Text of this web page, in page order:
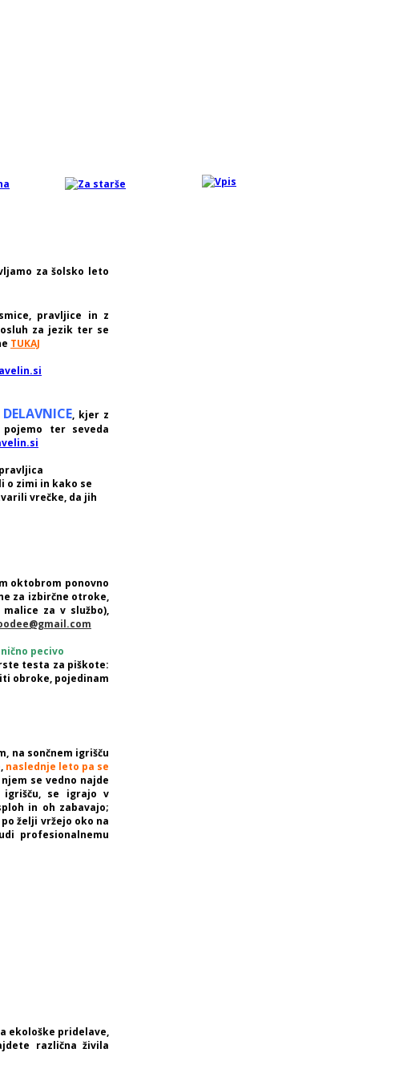
za šolsko leto
pravljice in z
za jezik ter se
TUKAJ
, kjer z
ter seveda
o zimi in kako se
vrečke, da jih
oktobrom ponovno
za izbirčne otroke,
za v službo),
pecivo
testa za piškote:
obroke, pojedinam
na sončnem igrišču
naslednje leto pa se
njem se vedno najde
se igrajo v
in oh zabavajo;
želji vržejo oko na
profesionalnemu
ekološke pridelave,
različna živila